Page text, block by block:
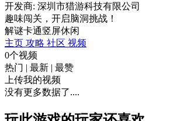
开发商: 深圳市猎游科技有限公司
趣味闯关，开启脑洞挑战！
解谜卡通竖屏休闲
主页 攻略 社区 视频
0个视频
热门 | 最新 | 最赞
上传我的视频
没有更多数据了....